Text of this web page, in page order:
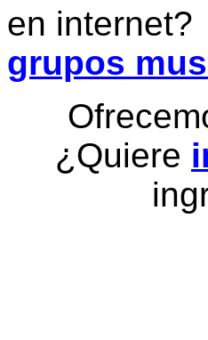
en internet?
grupos
¿Quiere